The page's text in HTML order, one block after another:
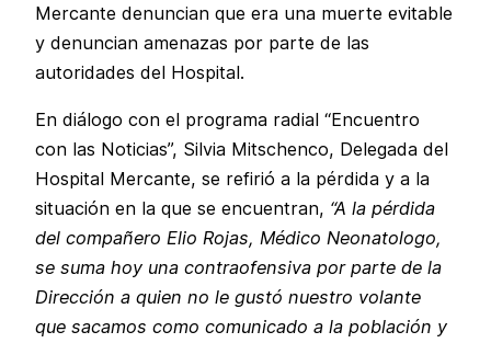
Mercante denuncian que era una muerte evitable
y denuncian amenazas por parte de las
autoridades del Hospital.
En diálogo con el programa radial “Encuentro
con las Noticias”, Silvia Mitschenco, Delegada del
Hospital Mercante, se refirió a la pérdida y a la
situación en la que se encuentran, “A la pérdida
del compañero Elio Rojas, Médico Neonatologo,
se suma hoy una contraofensiva por parte de la
Dirección a quien no le gustó nuestro volante
que sacamos como comunicado a la población y